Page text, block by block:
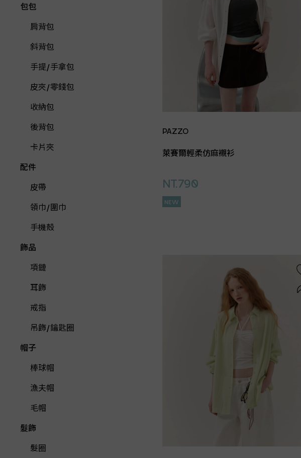
包包
肩背包
斜背包
手提/手拿包
皮夾/零錢包
收納包
後背包
卡片夾
配件
皮帶
領巾/圍巾
手機殼
飾品
項鏈
耳飾
戒指
吊飾/鑰匙圈
帽子
棒球帽
漁夫帽
毛帽
髮飾
髮圈
PAZZO
萊賽爾輕柔仿麻襯衫
NT.790
NEW